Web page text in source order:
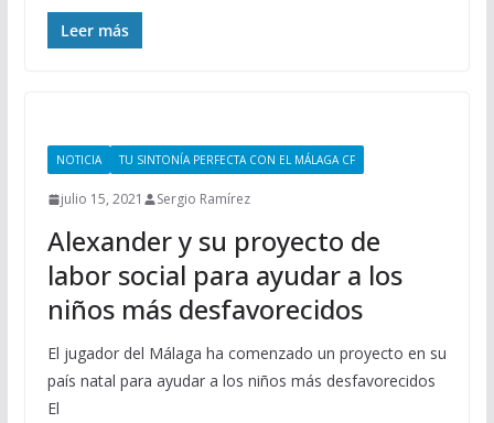
Leer más
NOTICIA TU SINTONÍA PERFECTA CON EL MÁLAGA CF
julio 15, 2021 Sergio Ramírez
Alexander y su proyecto de
labor social para ayudar a los
niños más desfavorecidos
El jugador del Málaga ha comenzado un proyecto en su
país natal para ayudar a los niños más desfavorecidos
El